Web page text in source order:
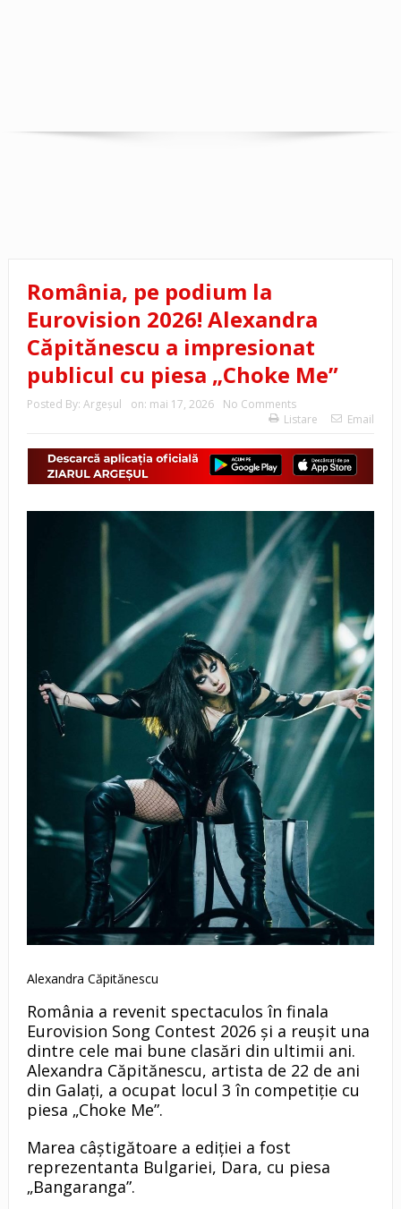
România, pe podium la
Eurovision 2026! Alexandra
Căpitănescu a impresionat
publicul cu piesa „Choke Me”
Posted By: Argeşul on: mai 17, 2026
No Comments
Listare
Email
Alexandra Căpitănescu
România a revenit spectaculos în finala
Eurovision Song Contest 2026 și a reușit una
dintre cele mai bune clasări din ultimii ani.
Alexandra Căpitănescu, artista de 22 de ani
din Galați, a ocupat locul 3 în competiție cu
piesa „Choke Me”.
Marea câștigătoare a ediției a fost
reprezentanta Bulgariei, Dara, cu piesa
„Bangaranga”.